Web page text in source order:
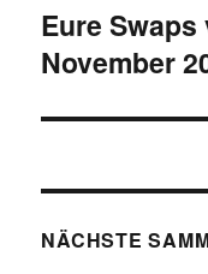
Nächster
Beitrag:
Eure
November
NÄCHSTE